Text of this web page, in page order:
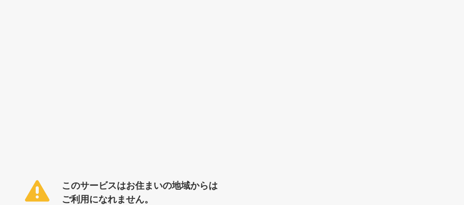
このサービスはお住まいの地域からは
ご利用になれません。